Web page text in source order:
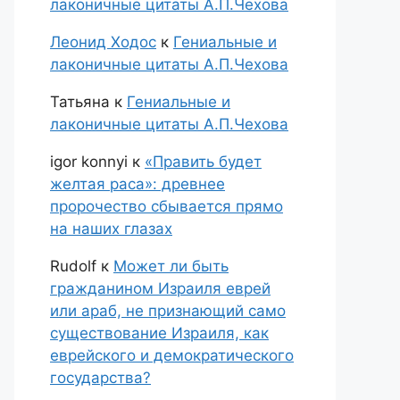
лаконичные цитаты А.П.Чехова
Леонид Ходос к Гениальные и
лаконичные цитаты А.П.Чехова
Татьяна к Гениальные и
лаконичные цитаты А.П.Чехова
igor konnyi к «Править будет
желтая раса»: древнее
пророчество сбывается прямо
на наших глазах
Rudolf к Может ли быть
гражданином Израиля еврей
или араб, не признающий само
существование Израиля, как
еврейского и демократического
государства?